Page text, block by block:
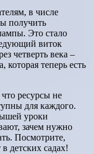
в числе
получить
Это стало
виток
четверть века –
которая теперь есть
ресурсы не
для каждого.
уроки
зачем нужно
Посмотрите,
детских садах!